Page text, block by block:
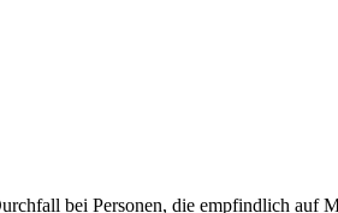
bei Personen, die empfindlich auf